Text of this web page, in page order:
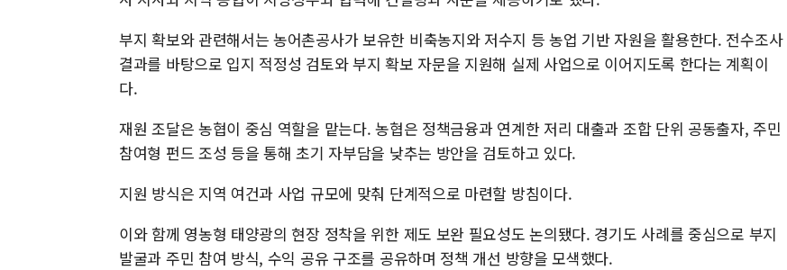
부지 확보와 관련해서는 농어촌공사가 보유한 비축농지와 저수지 등 농업 기반 자원을 활용한다. 전수조사
결과를 바탕으로 입지 적정성 검토와 부지 확보 자문을 지원해 실제 사업으로 이어지도록 한다는 계획이
다.
재원 조달은 농협이 중심 역할을 맡는다. 농협은 정책금융과 연계한 저리 대출과 조합 단위 공동출자, 주민
참여형 펀드 조성 등을 통해 초기 자부담을 낮추는 방안을 검토하고 있다.
지원 방식은 지역 여건과 사업 규모에 맞춰 단계적으로 마련할 방침이다.
이와 함께 영농형 태양광의 현장 정착을 위한 제도 보완 필요성도 논의됐다. 경기도 사례를 중심으로 부지
발굴과 주민 참여 방식, 수익 공유 구조를 공유하며 정책 개선 방향을 모색했다.